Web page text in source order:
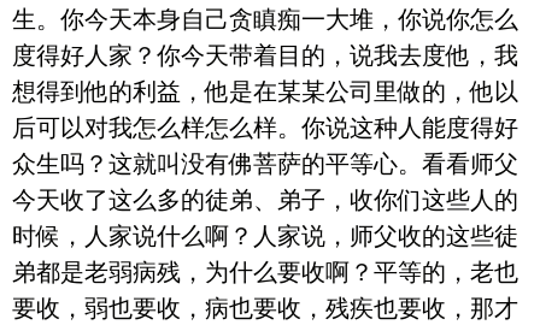
生。你今天本身自己贪瞋痴一大堆，你说你怎么
度得好人家？你今天带着目的，说我去度他，我
想得到他的利益，他是在某某公司里做的，他以
后可以对我怎么样怎么样。你说这种人能度得好
众生吗？这就叫没有佛菩萨的平等心。看看师父
今天收了这么多的徒弟、弟子，收你们这些人的
时候，人家说什么啊？人家说，师父收的这些徒
弟都是老弱病残，为什么要收啊？平等的，老也
要收，弱也要收，病也要收，残疾也要收，那才